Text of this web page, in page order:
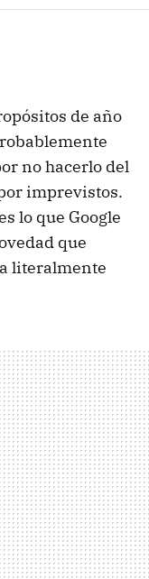
de año
no hacerlo del
imprevistos.
lo que Google
que
literalmente